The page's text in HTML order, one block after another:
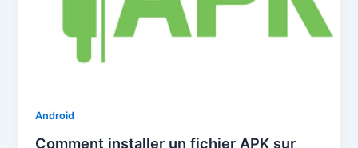
Android
Comment installer un fichier APK sur